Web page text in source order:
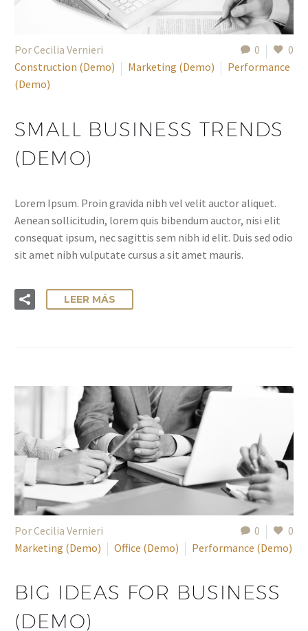
0 0
Por Cecilia Vernieri
Construction (Demo)
Marketing (Demo)
Performance
(Demo)
SMALL BUSINESS TRENDS
(DEMO)
Lorem Ipsum. Proin gravida nibh vel velit auctor aliquet.
Aenean sollicitudin, lorem quis bibendum auctor, nisi elit
consequat ipsum, nec sagittis sem nibh id elit. Duis sed odio
sit amet nibh vulputate cursus a sit amet mauris.
LEER MÁS
0 0
Por Cecilia Vernieri
Marketing (Demo)
Office (Demo) Performance (Demo)
BIG IDEAS FOR BUSINESS
(DEMO)